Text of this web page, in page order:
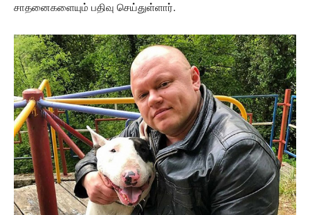
சாதனைகளையும் பதிவு செய்துள்ளார்.